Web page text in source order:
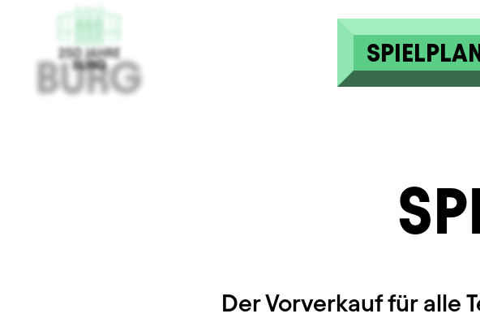
Skip to main content
Der Vorverkauf für alle